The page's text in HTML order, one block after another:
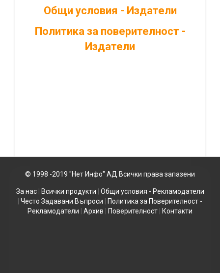
Общи условия - Издатели
Политика за поверителност -
Издатели
© 1998 -2019 "Нет Инфо" АД Всички права запазени
За нас| Всички продукти
Общи условия - Рекламодатели
Често Задавани Въпроси
Политика за Поверителност -
Рекламодатели
Архив Поверителност Контакти